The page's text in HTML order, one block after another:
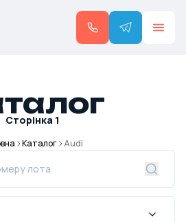
Сторінка 1
Каталог Audi